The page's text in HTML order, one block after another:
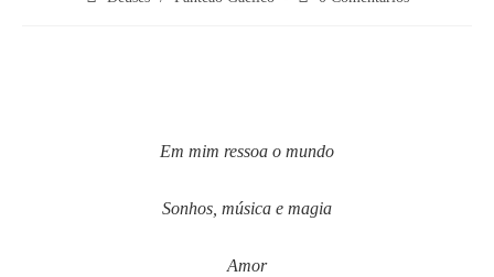
Em mim ressoa o mundo
Sonhos, música e magia
Amor